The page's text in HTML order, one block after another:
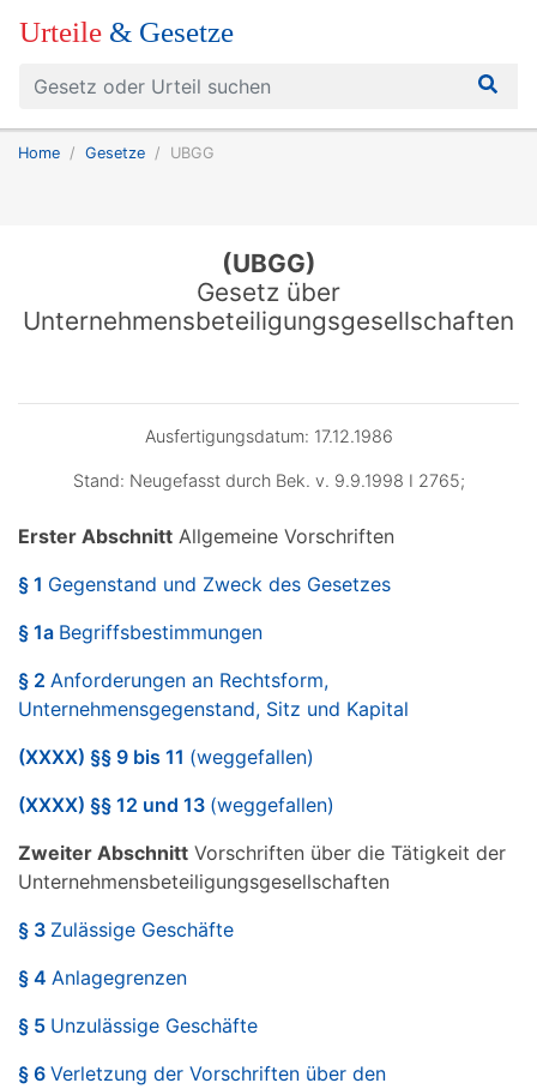
Urteile & Gesetze
Home Gesetze UBGG
(UBGG)
Gesetz über
Unternehmensbeteiligungsgesellschaften
Ausfertigungsdatum: 17.12.1986
Stand: Neugefasst durch Bek. v. 9.9.1998 I 2765;
Erster Abschnitt Allgemeine Vorschriften
§ 1 Gegenstand und Zweck des Gesetzes
§ 1a Begriffsbestimmungen
§ 2 Anforderungen an Rechtsform,
Unternehmensgegenstand, Sitz und Kapital
(XXXX) §§ 9 bis 11 (weggefallen)
(XXXX) §§ 12 und 13 (weggefallen)
Zweiter Abschnitt Vorschriften über die Tätigkeit der
Unternehmensbeteiligungsgesellschaften
§ 3 Zulässige Geschäfte
§ 4 Anlagegrenzen
§ 5 Unzulässige Geschäfte
§ 6 Verletzung der Vorschriften über den